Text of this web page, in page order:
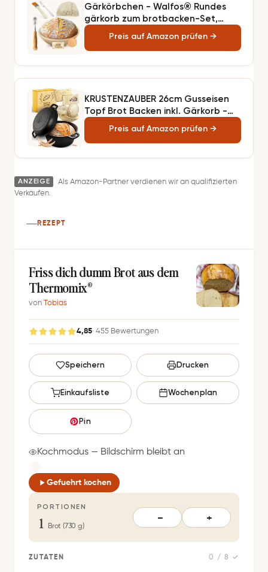
Gärkörbchen - Walfos® Rundes
gärkorb zum brotbacken-Set,
100% natürlichem Rattan, inklusive
Bäckermesser, Pinsel,Brot Gabel
und Leinenbezug, ideal für Heim-
und professionelle Backen-23cm
Preis auf Amazon prüfen →
KRUSTENZAUBER 26cm Gusseisen
Topf Brot Backen inkl. Gärkorb -
Robuste Brotbackform mit Deckel
- Idealer Brottopf, Brotbacktopf,
Brotbackset Gusseisentopf
Brotbacken, Brot Backen Zubehör,
Preis auf Amazon prüfen →
ANZEIGE
Als Amazon-Partner verdienen wir an qualifizierten
Verkäufen.
REZEPT
Friss dich dumm Brot aus dem
Thermomix®
von Tobias
4,85· 455 Bewertungen
G
e
s
e
c
e
r
p
e
Speichern Drucken
Einkaufsliste Wochenplan
Pin
Kochmodus — Bildschirm bleibt an
Gefuehrt kochen
PORTIONEN
1 Brot (730 g)
− +
ZUTATEN 0 / 8 ✓